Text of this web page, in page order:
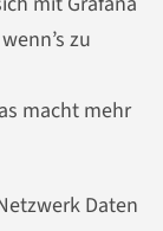
zu
macht mehr
Daten